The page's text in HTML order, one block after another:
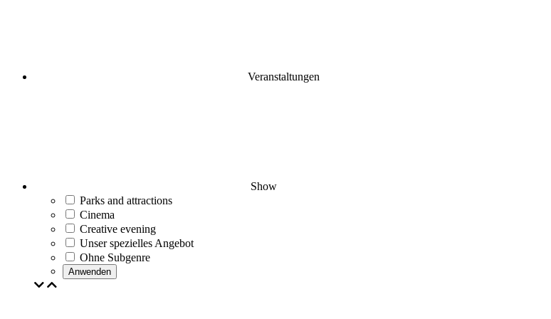
Veranstaltungen
Show
Parks and attractions
Cinema
Creative evening
Unser spezielles Angebot
Ohne Subgenre
Anwenden